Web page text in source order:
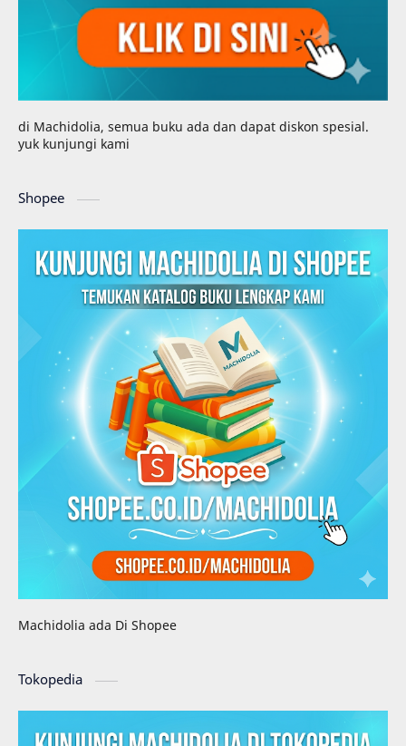
di Machidolia, semua buku ada dan dapat diskon spesial.
yuk kunjungi kami
Shopee
Machidolia ada Di Shopee
Tokopedia